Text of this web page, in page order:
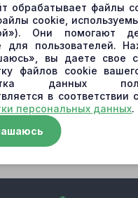
SWING
обрабатывает файлы
cookie,
Они помогают
для пользователей.
вы даете свое
файлов cookie
данных
в соответствии с
персональных данных.